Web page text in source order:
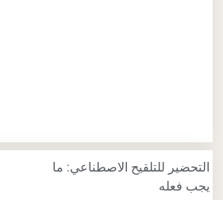
التحضير للتلقيح الاصطناعي: ما
يجب فعله